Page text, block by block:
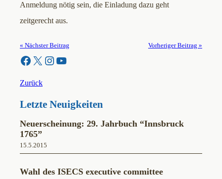
Anmeldung nötig sein, die Einladung dazu geht
zeitgerecht aus.
« Nächster Beitrag Vorheriger Beitrag »
Facebook X Instagram YouTube
Zurück
Letzte Neuigkeiten
Neuerscheinung: 29. Jahrbuch “Innsbruck
1765”
15.5.2015
Wahl des ISECS executive committee